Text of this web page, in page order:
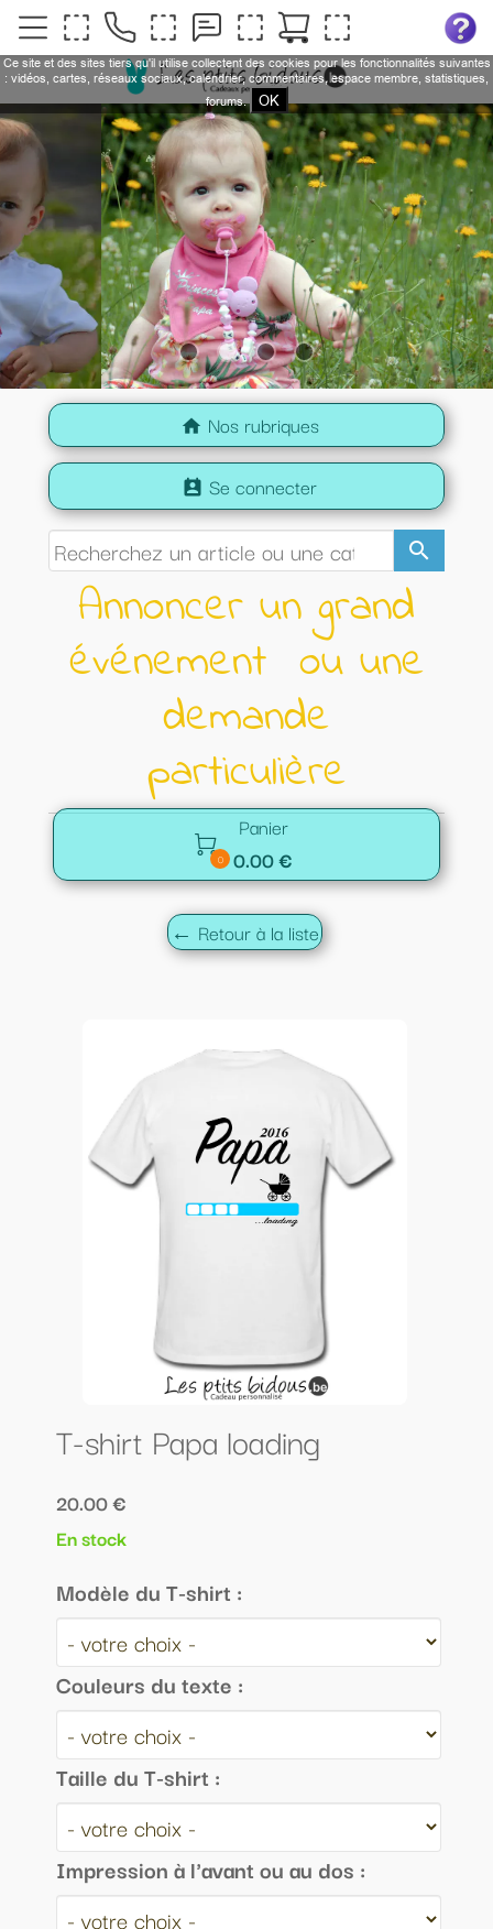
home Nos rubriques
search
perm_contact_calendar Se connecter
Annoncer un grand
événement ou une
demande
particulière

0
Panier
0.00 €
← Retour à la liste
T-shirt Papa loading
20.00 €
En stock
Modèle du T-shirt :
Couleurs du texte :
Taille du T-shirt :
Impression à l'avant ou au dos :
Ce site et des sites tiers qu'il utilise collectent des cookies pour les fonctionnalités suivantes
: vidéos, cartes, réseaux sociaux, calendrier, commentaires, espace membre, statistiques,
forums.
OK